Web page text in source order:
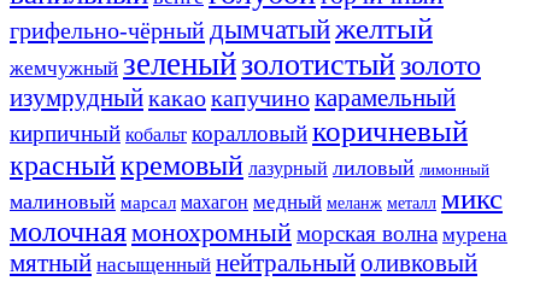
грифельно-чёрный дымчатыйжелтый
жемчужный зеленыйзолотистыйзолото
изумрудныйкакаокапучинокарамельный
кирпичный кобальт коралловыйкоричневый
красныйкремовый лазурный лиловый лимонный
малиновый марсал махагон медный меланж металл микс
молочнаямонохромныйморская волна мурена
мятный насыщенный нейтральныйоливковый